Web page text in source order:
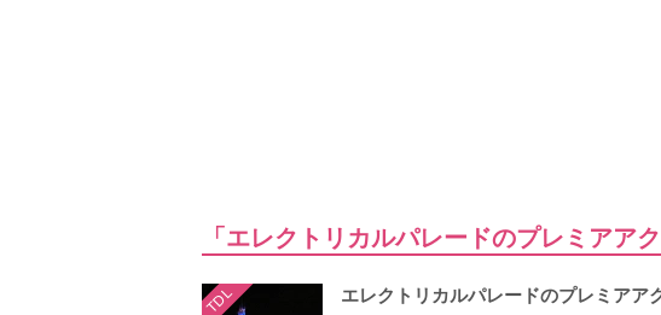
「エレクトリカルパレードのプレミアア
TDL エレクトリカルパレードのプレミアア